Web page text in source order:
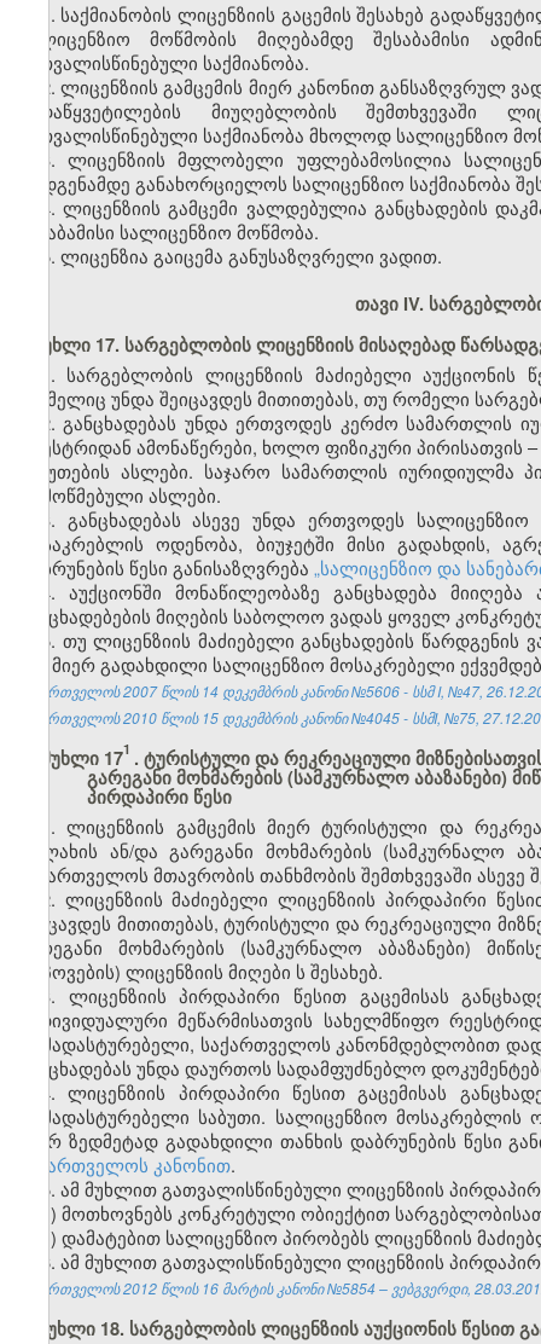
1. საქმიანობის ლიცენზიის გაცემის შესახებ
სალიცენზიო მოწმობის მიღებამდე შესაბამისი
გათვალისწინებული საქმიანობა.
2. ლიცენზიის გამცემის მიერ კანონით განსაზღვრულ
გადაწყვეტილების მიუღებლობის შემთხვევაში
გათვალისწინებული საქმიანობა მხოლოდ სალიცენზიო
3. ლიცენზიის მფლობელი უფლებამოსილია
აღდგენამდე განახორციელოს სალიცენზიო საქმიანობა
4. ლიცენზიის გამცემი ვალდებულია განცხადების
შესაბამისი სალიცენზიო მოწმობა.
5. ლიცენზია გაიცემა განუსაზღვრელი ვადით.
თავი IV.
მუხლი 17. სარგებლობის ლიცენზიის მისაღებად
1. სარგებლობის ლიცენზიის მაძიებელი აუქციონის
რომელიც უნდა შეიცავდეს მითითებას, თუ რომელი
2. განცხადებას უნდა ერთვოდეს კერძო სამართლის
რეესტრიდან ამონაწერები, ხოლო ფიზიკური
საბუთების ასლები. საჯარო სამართლის იურიდიულმა
დამოწმებული ასლები.
3. განცხადებას ასევე უნდა ერთვოდეს
მოსაკრებლის ოდენობა, ბიუჯეტში მისი გადახდის,
დაბრუნების წესი განისაზღვრება „სალიცენზიო და
4. აუქციონში მონაწილეობაზე განცხადება
განცხადებების მიღების საბოლოო ვადას ყოველ
5. თუ ლიცენზიის მაძიებელი განცხადების
მის მიერ გადახდილი სალიცენზიო მოსაკრებელი
საქართველოს 2007 წლის 14 დეკემბრის კანონი №5606 - სსმ I, №47,
საქართველოს 2010 წლის 15 დეკემბრის კანონი №4045 - სსმI, №75,
მუხლი 171 . ტურისტული და რეკრეაციული
გარეგანი მოხმარების (სამკურნალო აბაზანები)
პირდაპირი წესი
1. ლიცენზიის გამცემის მიერ ტურისტული და
ტალახის ან/და გარეგანი მოხმარების (სამკურნალო
საქართველოს მთავრობის თანხმობის შემთხვევაში ასევე
2. ლიცენზიის მაძიებელი ლიცენზიის პირდაპირი
შეიცავდეს მითითებას, ტურისტული და რეკრეაციული
გარეგანი მოხმარების (სამკურნალო აბაზანები)
მოპოვების) ლიცენზიის მიღები ს შესახებ.
3. ლიცენზიის პირდაპირი წესით გაცემისას
ინდივიდუალური მეწარმისათვის სახელმწიფო
დამადასტურებელი, საქართველოს კანონმდებლობით
განცხადებას უნდა დაურთოს სადამფუძნებლო
4. ლიცენზიის პირდაპირი წესით გაცემისას
დამადასტურებელი საბუთი. სალიცენზიო მოსაკრებლის
მიერ ზედმეტად გადახდილი თანხის დაბრუნების წესი
საქართველოს კანონით.
5. ამ მუხლით გათვალისწინებული ლიცენზიის
ა) მოთხოვნებს კონკრეტული ობიექტით
ბ) დამატებით სალიცენზიო პირობებს ლიცენზიის
6. ამ მუხლით გათვალისწინებული ლიცენზიის
საქართველოს 2012 წლის 16 მარტის კანონი №5854 – ვებგვერდი,
მუხლი 18. სარგებლობის ლიცენზიის აუქციონის წესით